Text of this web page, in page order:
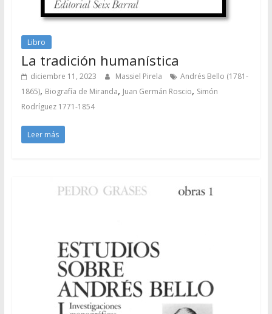
Libro
La tradición humanística
diciembre 11, 2023 Massiel Pirela
Andrés Bello (1781-
1865), Biografía de Miranda, Juan Germán Roscio, Simón
Rodríguez 1771-1854
Leer más